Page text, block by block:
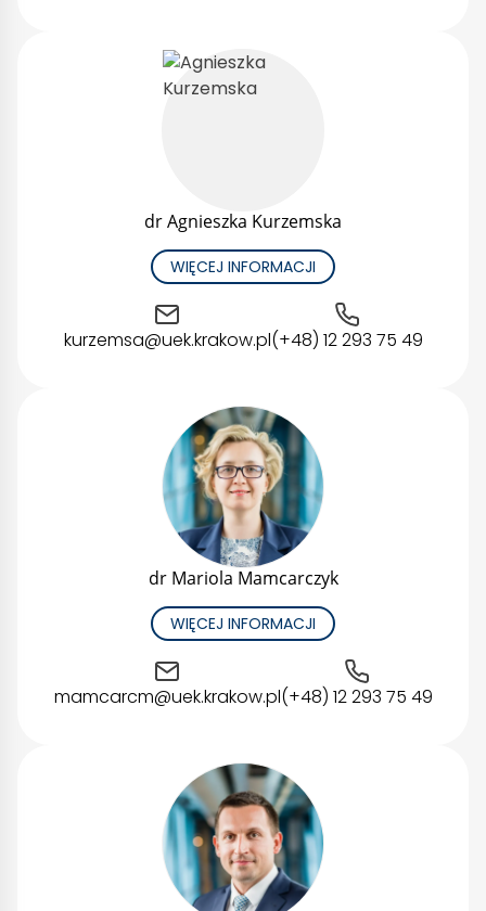
dr Agnieszka Kurzemska
WIĘCEJ INFORMACJI
kurzemsa@uek.krakow.pl(+48) 12 293 75 49
dr Mariola Mamcarczyk
WIĘCEJ INFORMACJI
mamcarcm@uek.krakow.pl(+48) 12 293 75 49